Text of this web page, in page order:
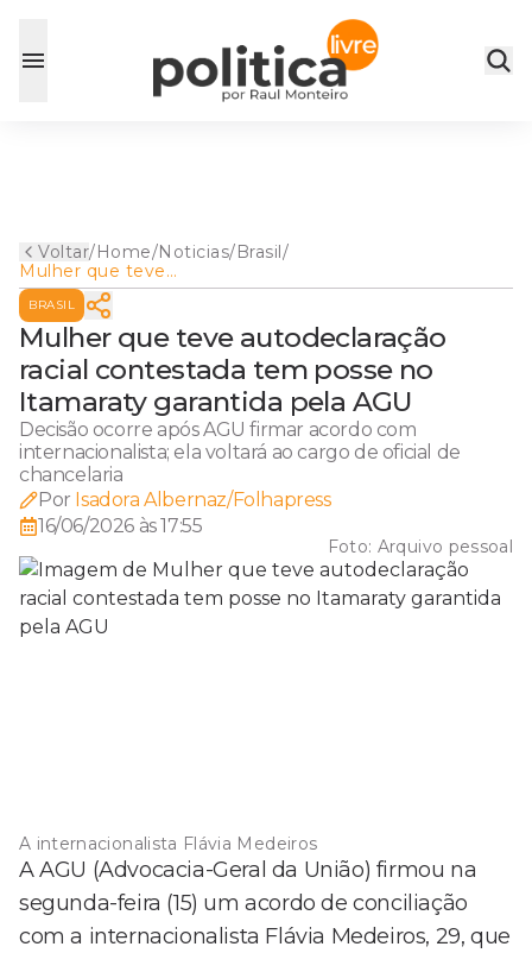
Voltar/Home/Noticias/Brasil/
Mulher que teve
autodeclaração racial
contestada tem posse no
Itamaraty garantida pela AGU
BRASIL
Mulher que teve autodeclaração
racial contestada tem posse no
Itamaraty garantida pela AGU
Decisão ocorre após AGU firmar acordo com
internacionalista; ela voltará ao cargo de oficial de
chancelaria
Por Isadora Albernaz/Folhapress
16/06/2026 às 17:55
Foto: Arquivo pessoal
A internacionalista Flávia Medeiros
A AGU (Advocacia-Geral da União) firmou na
segunda-feira (15) um acordo de conciliação
com a internacionalista Flávia Medeiros, 29, que